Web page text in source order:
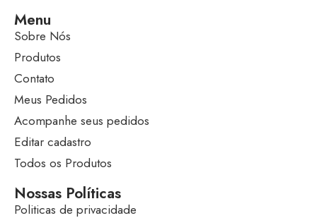
Menu
Sobre Nós
Produtos
Contato
Meus Pedidos
Acompanhe seus pedidos
Editar cadastro
Todos os Produtos
Nossas Políticas
Politicas de privacidade